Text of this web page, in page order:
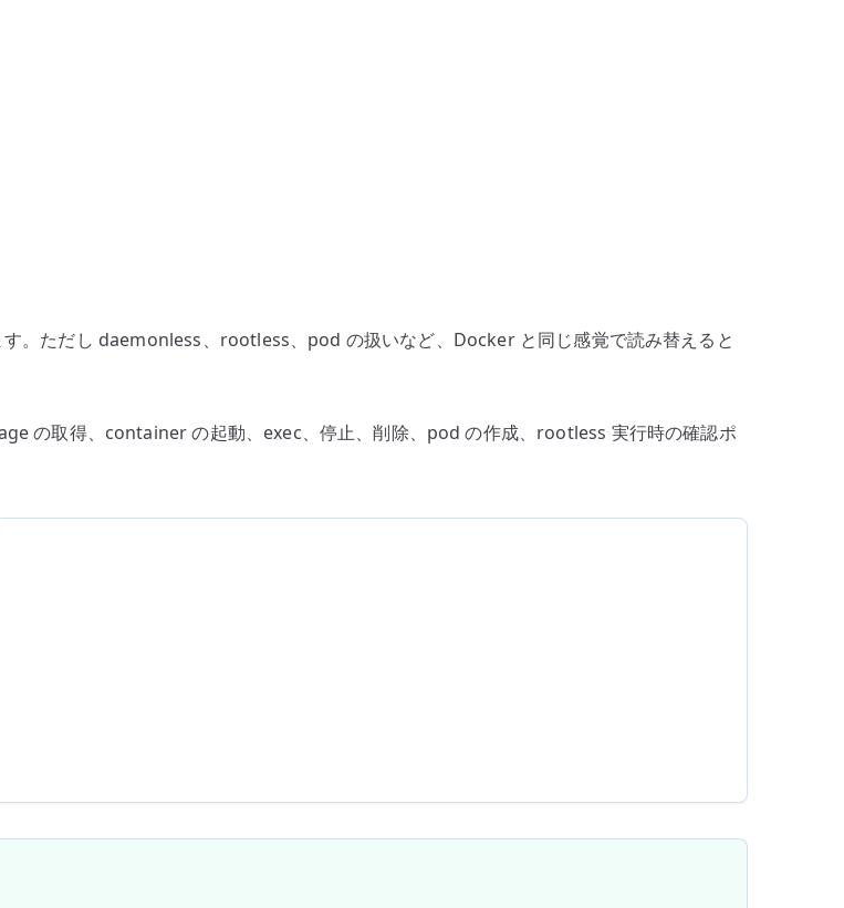
し
。ただし daemonless、rootless、pod の扱いなど、Docker と同じ感覚で読み替えると
の取得、container の起動、exec、停止、削除、pod の作成、rootless 実行時の確認ポ